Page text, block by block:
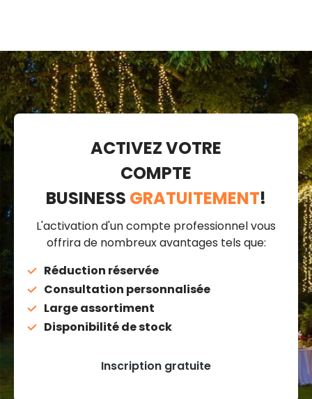
ACTIVEZ VOTRE
COMPTE
BUSINESS GRATUITEMENT!
L'activation d'un compte professionnel vous
offrira de nombreux avantages tels que:
Réduction réservée
Consultation personnalisée
Large assortiment
Disponibilité de stock
Inscription gratuite